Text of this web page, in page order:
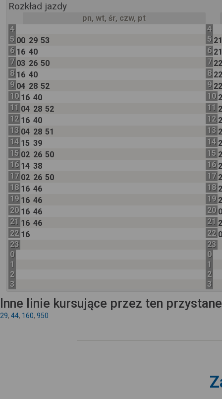
Rozkład jazdy
pn, wt, śr, czw, pt
4
5 00 29 53
6 16 40
7 03 26 50
8 16 40
9 04 28 52
10 16 40
11 04 28 52
12 16 40
13 04 28 51
14 15 39
15 02 26 50
16 14 38
17 02 26 50
18 16 46
19 16 46
20 16 46
21 16 46
22 16
23
0
1
2
3
4
5
6
7
8
9
10
11
12
13
14
15
16
17
18
19
20
21
22
23
0
1
2
3
Inne linie kursujące przez ten
29, 44, 160, 950